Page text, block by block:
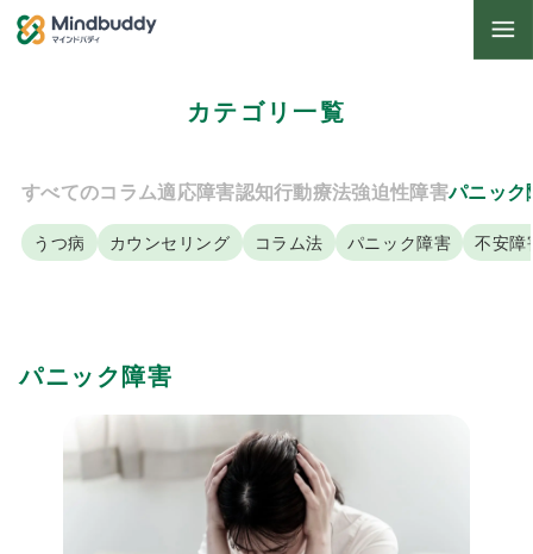
カテゴリ一覧
すべてのコラム適応障害認知行動療法強迫性障害パニック
うつ病 カウンセリング コラム法 パニック障害 不安障
パニック障害